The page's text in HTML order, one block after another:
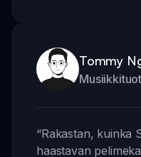
Tommy
“Rakastan, kuinka
haastavan